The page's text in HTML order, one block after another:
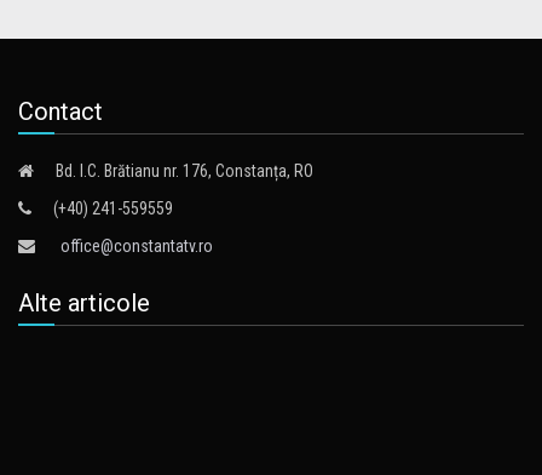
Contact
Bd. I.C. Brătianu nr. 176, Constanța, RO
(+40) 241-559559
office@constantatv.ro
Alte articole